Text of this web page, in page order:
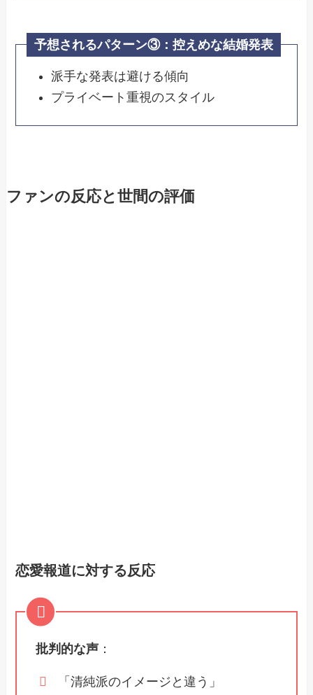
予想されるパターン③：控えめな結婚発表
派手な発表は避ける傾向
プライベート重視のスタイル
ファンの反応と世間の評価
恋愛報道に対する反応
批判的な声 ：
「清純派のイメージと違う」